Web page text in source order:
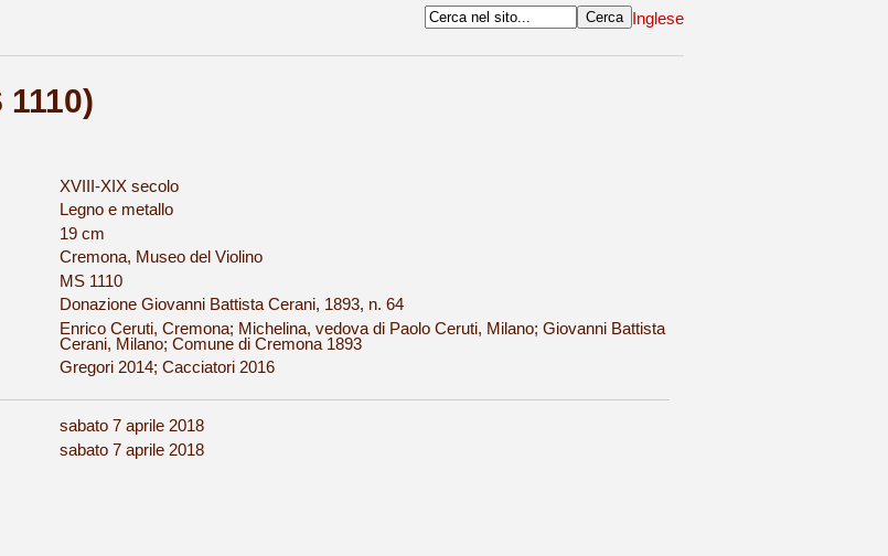
Inglese
XVIII-XIX secolo
Legno e metallo
19 cm
Cremona, Museo del Violino
MS 1110
Donazione Giovanni Battista Cerani, 1893, n. 64
Enrico Ceruti, Cremona; Michelina, vedova di Paolo Ceruti, Milano; Giovanni Battista
Cerani, Milano; Comune di Cremona 1893
Gregori 2014; Cacciatori 2016
sabato 7 aprile 2018
sabato 7 aprile 2018